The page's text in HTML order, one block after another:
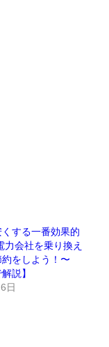
する一番効果的
力会社を乗り換え
をしよう！〜
説】
日